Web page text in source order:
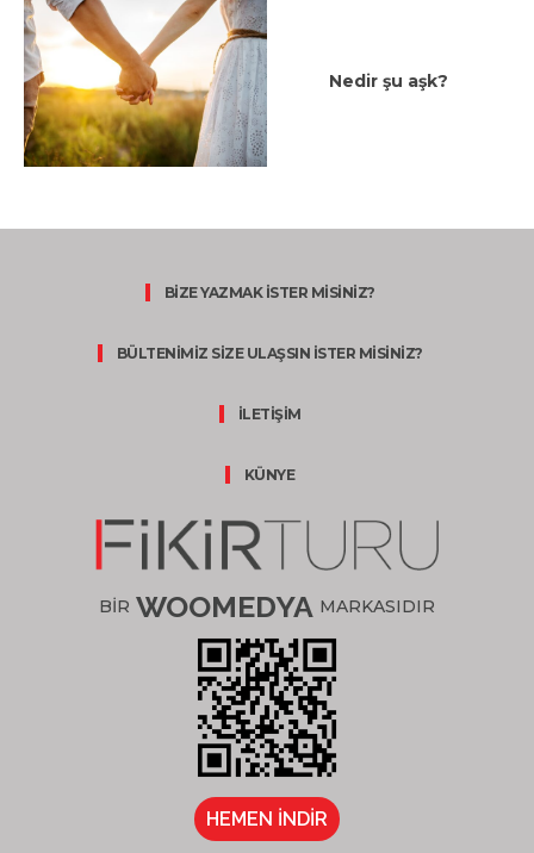
Nedir şu aşk?
BİZE YAZMAK İSTER MİSİNİZ?
BÜLTENİMİZ SİZE ULAŞSIN İSTER MİSİNİZ?
İLETİŞİM
KÜNYE
BİR WOOMEDYA MARKASIDIR
HEMEN İNDİR